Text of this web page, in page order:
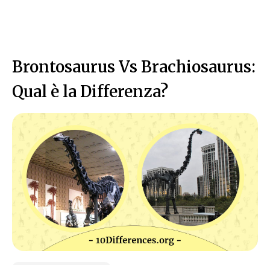
Brontosaurus Vs Brachiosaurus:
Qual è la Differenza?